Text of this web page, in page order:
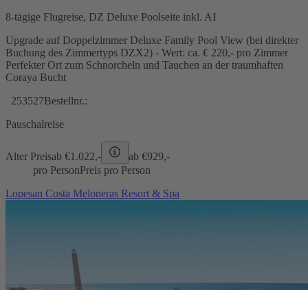
8-tägige Flugreise, DZ Deluxe Poolseite inkl. AI
Upgrade auf Doppelzimmer Deluxe Family Pool View (bei direkter
Buchung des Zimmertyps DZX2) - Wert: ca. € 220,- pro Zimmer
Perfekter Ort zum Schnorcheln und Tauchen an der traumhaften
Coraya Bucht
253527Bestellnr.:
Pauschalreise
Alter Preisab €1.022,- ab €929,-
pro PersonPreis pro Person
Lopesan Costa Meloneras Resort & Spa